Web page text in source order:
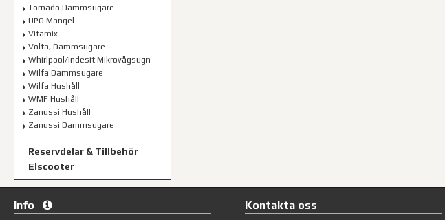
Tornado Dammsugare
UPO Mangel
Vitamix
Volta, Dammsugare
Whirlpool/Indesit Mikrovågsugn
Wilfa Dammsugare
Wilfa Hushåll
WMF Hushåll
Zanussi Hushåll
Zanussi Dammsugare
Reservdelar & Tillbehör
Elscooter
Info Kontakta oss